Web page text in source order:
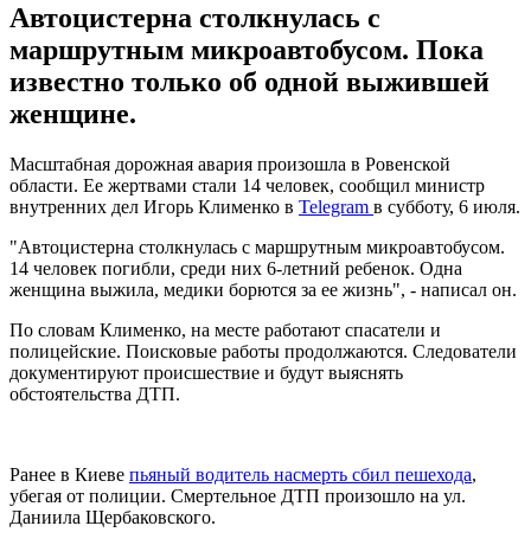
Автоцистерна столкнулась с
маршрутным микроавтобусом. Пока
известно только об одной выжившей
женщине.
Масштабная дорожная авария произошла в Ровенской
области. Ее жертвами стали 14 человек, сообщил министр
внутренних дел Игорь Клименко в Telegram в субботу, 6 июля.
"Автоцистерна столкнулась с маршрутным микроавтобусом.
14 человек погибли, среди них 6-летний ребенок. Одна
женщина выжила, медики борются за ее жизнь", - написал он.
По словам Клименко, на месте работают спасатели и
полицейские. Поисковые работы продолжаются. Следователи
документируют происшествие и будут выяснять
обстоятельства ДТП.
Ранее в Киеве пьяный водитель насмерть сбил пешехода,
убегая от полиции. Смертельное ДТП произошло на ул.
Даниила Щербаковского.